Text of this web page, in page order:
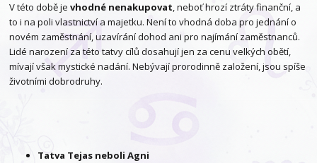
V této době jevhodné nenakupovat, neboť hrozí ztráty finanční, a
to i na poli vlastnictví a majetku. Není to vhodná doba pro jednání o
novém zaměstnání, uzavírání dohod ani pro najímání zaměstnanců.
Lidé narození za této tatvy cílů dosahují jen za cenu velkých obětí,
mívají však mystické nadání. Nebývají prorodinně založení, jsou spíše
životními dobrodruhy.
Tatva Tejas neboli Agni